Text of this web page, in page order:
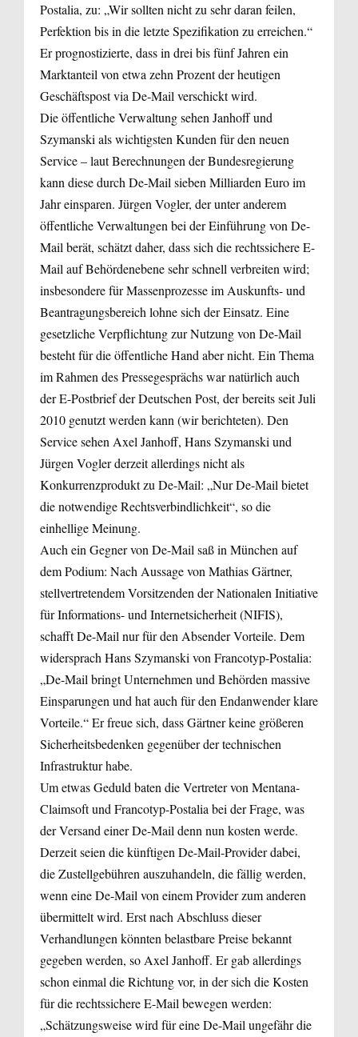
Postalia, zu: „Wir sollten nicht zu sehr daran feilen,
Perfektion bis in die letzte Spezifikation zu erreichen.“
Er prognostizierte, dass in drei bis fünf Jahren ein
Marktanteil von etwa zehn Prozent der heutigen
Geschäftspost via De-Mail verschickt wird.
Die öffentliche Verwaltung sehen Janhoff und
Szymanski als wichtigsten Kunden für den neuen
Service – laut Berechnungen der Bundesregierung
kann diese durch De-Mail sieben Milliarden Euro im
Jahr einsparen. Jürgen Vogler, der unter anderem
öffentliche Verwaltungen bei der Einführung von De-
Mail berät, schätzt daher, dass sich die rechtssichere E-
Mail auf Behördenebene sehr schnell verbreiten wird;
insbesondere für Massenprozesse im Auskunfts- und
Beantragungsbereich lohne sich der Einsatz. Eine
gesetzliche Verpflichtung zur Nutzung von De-Mail
besteht für die öffentliche Hand aber nicht. Ein Thema
im Rahmen des Pressegesprächs war natürlich auch
der E-Postbrief der Deutschen Post, der bereits seit Juli
2010 genutzt werden kann (wir berichteten). Den
Service sehen Axel Janhoff, Hans Szymanski und
Jürgen Vogler derzeit allerdings nicht als
Konkurrenzprodukt zu De-Mail: „Nur De-Mail bietet
die notwendige Rechtsverbindlichkeit“, so die
einhellige Meinung.
Auch ein Gegner von De-Mail saß in München auf
dem Podium: Nach Aussage von Mathias Gärtner,
stellvertretendem Vorsitzenden der Nationalen Initiative
für Informations- und Internetsicherheit (NIFIS),
schafft De-Mail nur für den Absender Vorteile. Dem
widersprach Hans Szymanski von Francotyp-Postalia:
„De-Mail bringt Unternehmen und Behörden massive
Einsparungen und hat auch für den Endanwender klare
Vorteile.“ Er freue sich, dass Gärtner keine größeren
Sicherheitsbedenken gegenüber der technischen
Infrastruktur habe.
Um etwas Geduld baten die Vertreter von Mentana-
Claimsoft und Francotyp-Postalia bei der Frage, was
der Versand einer De-Mail denn nun kosten werde.
Derzeit seien die künftigen De-Mail-Provider dabei,
die Zustellgebühren auszuhandeln, die fällig werden,
wenn eine De-Mail von einem Provider zum anderen
übermittelt wird. Erst nach Abschluss dieser
Verhandlungen könnten belastbare Preise bekannt
gegeben werden, so Axel Janhoff. Er gab allerdings
schon einmal die Richtung vor, in der sich die Kosten
für die rechtssichere E-Mail bewegen werden:
„Schätzungsweise wird für eine De-Mail ungefähr die